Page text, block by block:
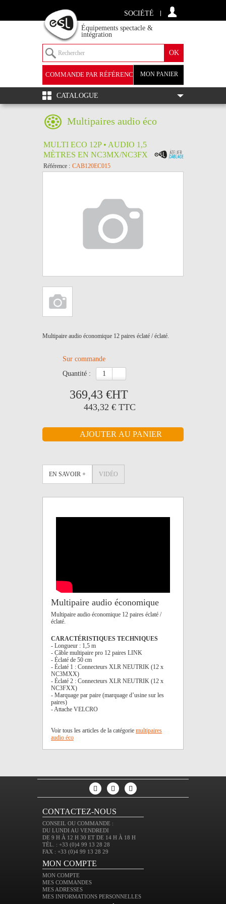
SOCIÉTÉ
Équipements spectacle &
intégration
MON PANIER
COMMANDE PAR RÉFÉRENCE
+
CATALOGUE
Multipaires audio éco
MULTI ECO 12P • AUDIO 1,5
MÈTRES EN NC3MX/NC3FX
Référence : CAB120EC015
Multipaire audio économique 12 paires éclaté / éclaté.
Sur commande
quantité :
369,43 €HT
443,32 € TTC
EN SAVOIR + VIDÉO
Multipaire audio économique
Multipaire audio économique 12 paires éclaté /
éclaté.
CARACTÉRISTIQUES TECHNIQUES
- Longueur : 1,5 m
- Câble multipaire pro 12 paires LINK
- Éclaté de 50 cm
- Éclaté 1 : Connecteurs XLR NEUTRIK (12 x
NC3MXX)
- Éclaté 2 : Connecteurs XLR NEUTRIK (12 x
NC3FXX)
- Marquage par paire (marquage d’usine sur les
paires)
- Attache VELCRO
Voir tous les articles de la catégorie multipaires
audio éco
CONTACTEZ-NOUS
CONSEIL OU COMMANDE :
DU LUNDI AU VENDREDI
DE 9 H À 12 H 30 ET DE 14 H À 18 H
TÉL. : +33 (0)4 99 13 28 28
FAX : +33 (0)4 99 13 28 29
MON COMPTE
MON COMPTE
MES COMMANDES
MES ADRESSES
MES INFORMATIONS PERSONNELLES